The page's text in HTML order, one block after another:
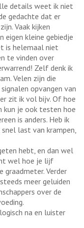
details weet ik niet
gedachte dat er
Vaak kijken
eigen kleine gebiedje
is helemaal niet
te vinden over
Zelf denk ik
Velen zijn die
opvangen van
zit ik vol bijv. Of hoe
kun je ook testen hoe
is anders. Heb ik
last van krampen,
hebt, en dan wel
wel hoe je lijf
graadmeter. Verder
meer geluiden
over de
na en luister